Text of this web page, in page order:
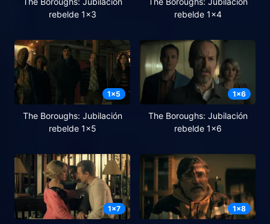
rebelde 1x3
rebelde 1x4
1x5
The Boroughs: Jubilación
rebelde 1x5
1x6
The Boroughs: Jubilación
rebelde 1x6
1x7 1x8